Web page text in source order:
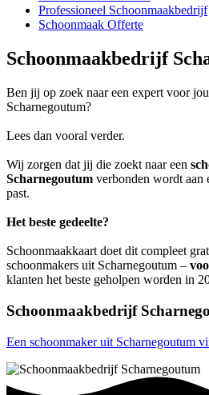
Professioneel Schoonmaakbedrijf
Schoonmaak Offerte
Schoonmaakbedrijf
Ben jij op zoek naar een expert voor
Scharnegoutum?
Lees dan vooral verder.
Wij zorgen dat jij die zoekt naar een
Scharnegoutum verbonden wordt aan
past.
Het beste gedeelte?
Schoonmaakkaart doet dit compleet
schoonmakers uit Scharnegoutum –
klanten het beste geholpen worden in
Schoonmaakbedrijf
Een schoonmaker uit Scharnegoutum